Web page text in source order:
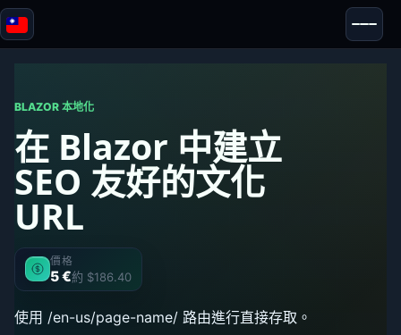
Blazor
工具
測試與評測
BLAZOR 本地化
在 Blazor 中建立
SEO 友好的文化
URL
價格
5 €約 $186.40
使用 /en-us/page-name/ 路由進行直接存取。